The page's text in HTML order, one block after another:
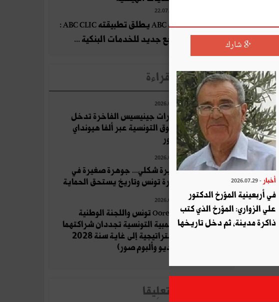
22.07.2026
بنك ABC يطلق تطبيقته ABC CLIC :
مرجع جديد للخدمات البنكية ...
الأخبار الأكثر قراءة
2026.07.21
سيارات جينيسيس الفاخرة تدخل
السوق التونسية عبر ألفا هيونداي
موتور
2026.07.21
جزيرة شكلي... جوهرة صغيرة في
بحيرة تونس وتاريخ يستحق الحماية
2026.07.22
Ooredoo تونس واللجنة الوطنية
الأولمبية التونسية تجددان شراكتهما
الاستراتيجية إلى غاية سنة 2028
(فيديو وألبوم صور)
الأخبار الأكثر تعلِيقا
شارك
أخبار - 2026.07.29
في أربعينية المؤرخ الدكتور
علي الزواري: المؤرخ الذي كتب
ذاكرة مدينة، ثم دخل تاريخها